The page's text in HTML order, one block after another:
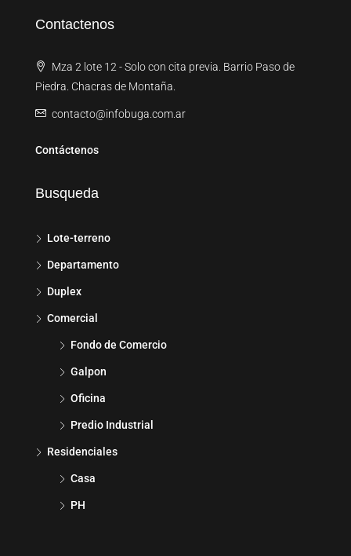
Contactenos
Mza 2 lote 12 - Solo con cita previa. Barrio Paso de
Piedra. Chacras de Montaña.
contacto@infobuga.com.ar
Contáctenos
Busqueda
Lote-terreno
Departamento
Duplex
Comercial
Fondo de Comercio
Galpon
Oficina
Predio Industrial
Residenciales
Casa
PH